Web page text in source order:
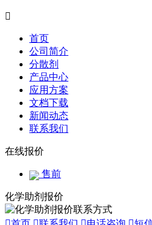

首页
公司简介
分散剂
产品中心
应用方案
文档下载
新闻动态
联系我们
在线报价
售前
化学助剂报价